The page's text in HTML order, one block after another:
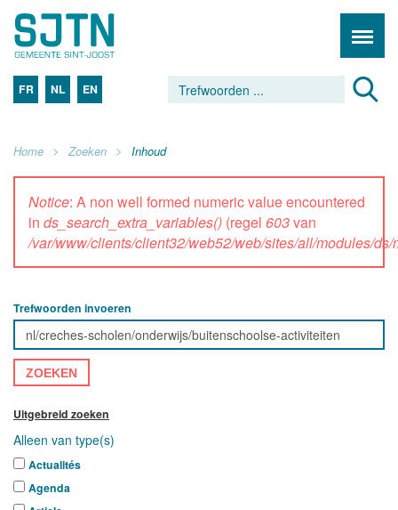
FR NL EN
Home Zoeken Inhoud
Notice: A non well formed numeric value encountered
in ds_search_extra_variables() (regel 603van
/var/www/clients/client32/web52/web/sites/all/modules/
Trefwoorden invoeren
ZOEKEN
Uitgebreid zoeken
Alleen van type(s)
Actualités
Agenda